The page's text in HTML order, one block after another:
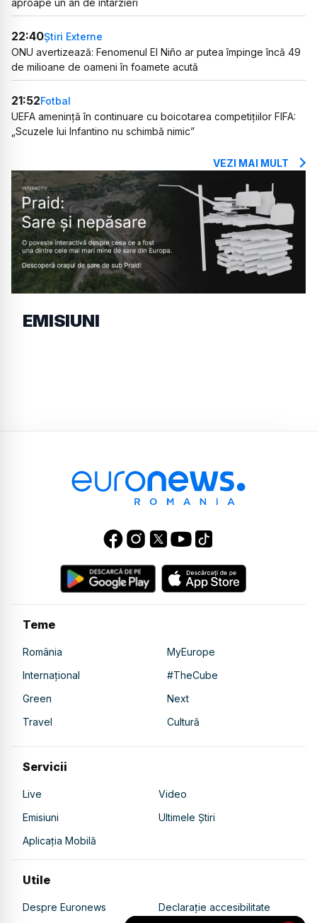
aproape un an de întârzieri
22:40Știri Externe
ONU avertizează: Fenomenul El Niño ar putea împinge încă 49
de milioane de oameni în foamete acută
21:52Fotbal
UEFA amenință în continuare cu boicotarea competițiilor FIFA:
„Scuzele lui Infantino nu schimbă nimic”
VEZI MAI MULT
EMISIUNI
Teme
România
MyEurope
Internațional
#TheCube
Green
Next
Travel
Cultură
Servicii
Live
Video
Emisiuni
Ultimele Știri
Aplicația Mobilă
Utile
Despre Euronews Declarație accesibilitate